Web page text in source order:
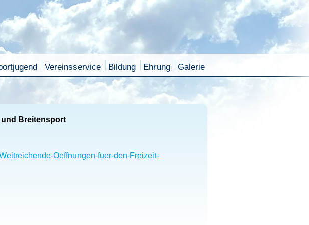
Vereinsservice Bildung Ehrung Galerie
Breitensport
Oeffnungen-fuer-den-Freizeit-